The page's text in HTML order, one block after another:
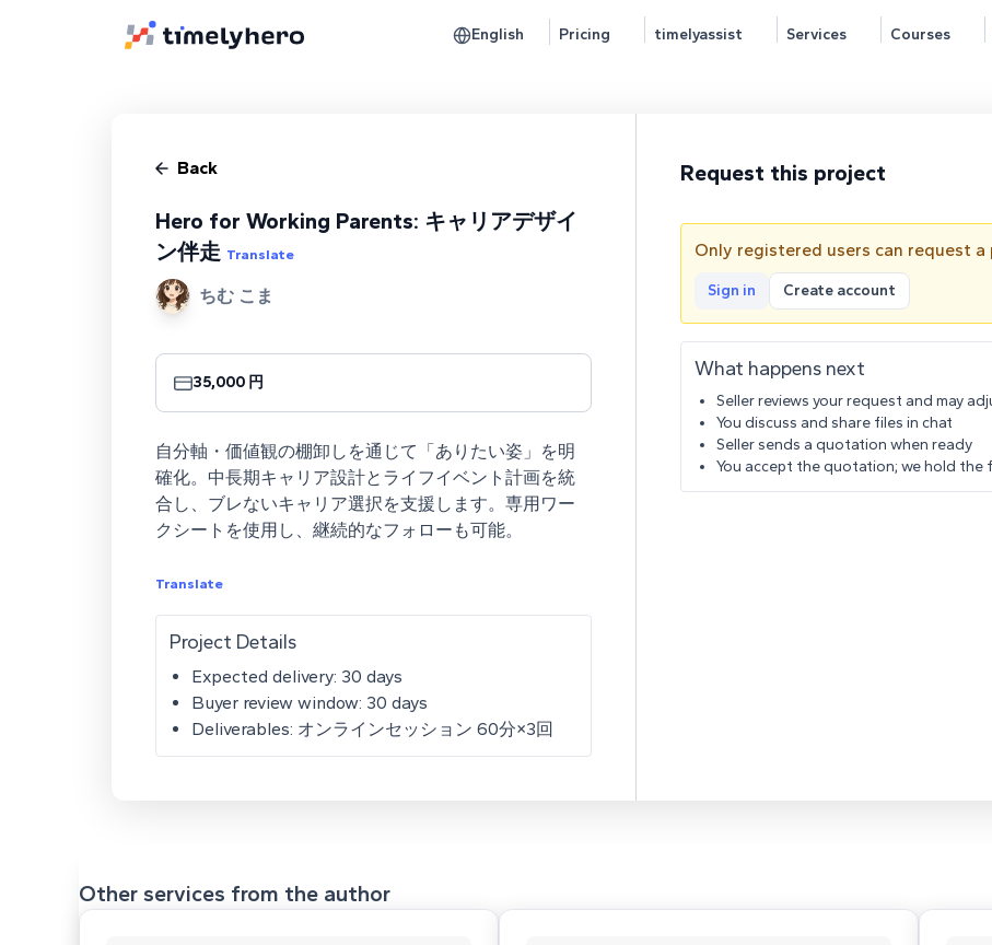
English Pricing timelyassist Services Courses
Back
Hero for Working Parents: キャリアデザイ
ン伴走 Translate
ちむ こま
35,000 円
自分軸・価値観の棚卸しを通じて「ありたい姿」を明
確化。中長期キャリア設計とライフイベント計画を統
合し、ブレないキャリア選択を支援します。専用ワー
クシートを使用し、継続的なフォローも可能。
Translate
Project Details
Expected delivery: 30 days
Buyer review window: 30 days
Deliverables: オンラインセッション 60分×3回
Request this project
Only registered users can request a
Sign in Create account
What happens next
Seller reviews your request and may
You discuss and share files in chat
Seller sends a quotation when ready
You accept the quotation; we hold the
Other services from the author